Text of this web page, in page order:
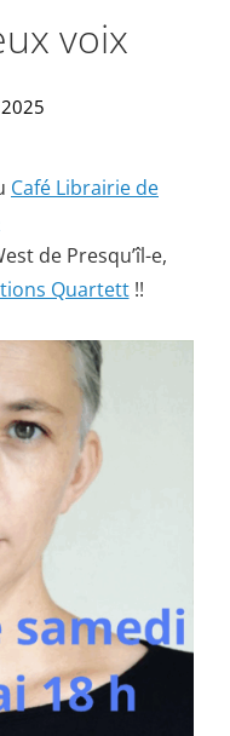
voix
Café Librairie de
de Presqu’îl-e,
Quartett!!